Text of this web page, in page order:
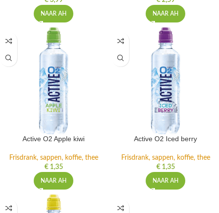
NAAR AH NAAR AH
Active O2 Apple kiwi
Frisdrank, sappen, koffie, thee
€1,35
NAAR AH
Active O2 Iced berry
Frisdrank, sappen, koffie, thee
€1,35
NAAR AH